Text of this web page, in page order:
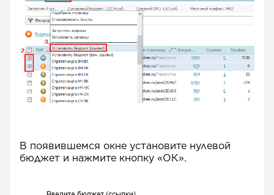
В появившемся окне установите нулевой
бюджет и нажмите кнопку «ОК».